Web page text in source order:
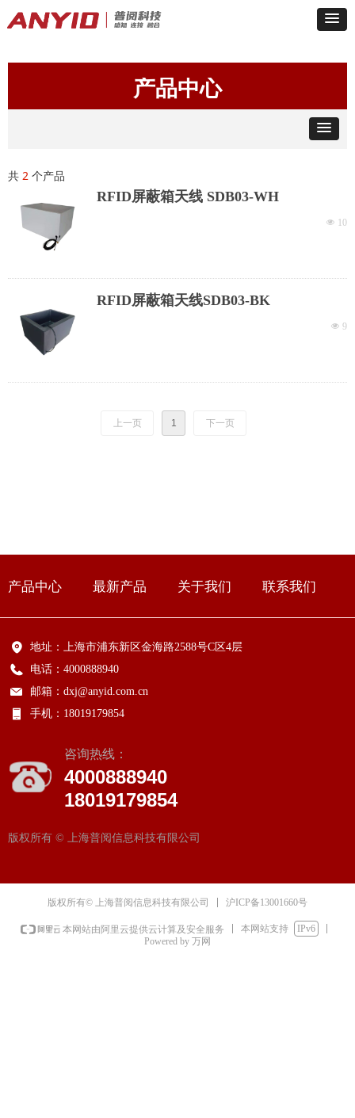
产品中心
共 2 个产品
RFID屏蔽箱天线 SDB03-WH
넶 10
RFID屏蔽箱天线SDB03-BK
넶 9
上一页 1 下一页
地址： 上海市浦东新区金海路2588号C区4层
电话： 4000888940
邮箱： dxj@anyid.com.cn
手机： 18019179854
产品中心 最新产品 关于我们 联系我们
咨询热线：
4000888940
18019179854
版权所有 © 上海普阅信息科技有限公司
版权所有© 上海普阅信息科技有限公司 沪ICP备13001660号
本网站由阿里云提供云计算及安全服务 本网站支持
IPv6
Powered by 万网